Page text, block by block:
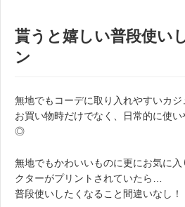
貰うと嬉しい普段使い
ン
無地でもコーデに取り入れやすいカ
お買い物時だけでなく、日常的に使
◎
無地でもかわいいものに更にお気に
クターがプリントされていたら…
普段使いしたくなること間違いなし！